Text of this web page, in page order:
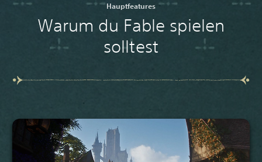
Hauptfeatures
Warum du Fable spielen
solltest